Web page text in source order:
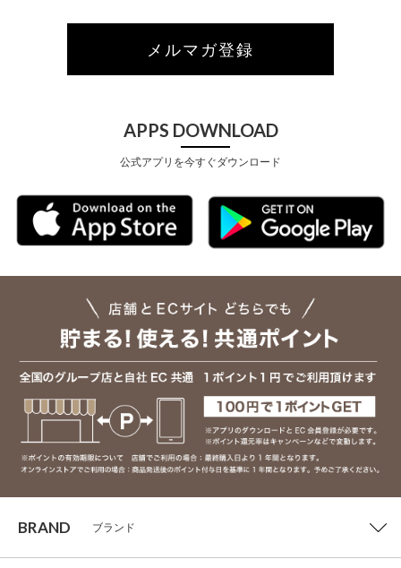
メルマガ登録
APPS DOWNLOAD
公式アプリを今すぐダウンロード
BRAND ブランド